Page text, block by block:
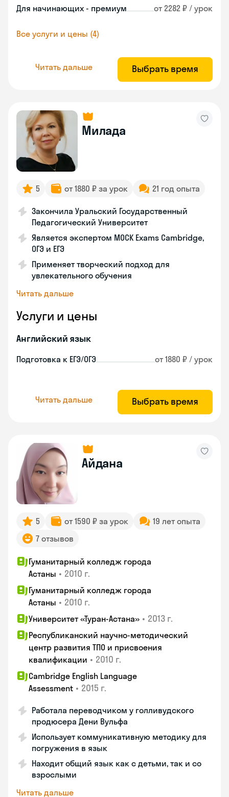
Для начинающих - премиум от 2282 ₽ / урок
Все услуги и цены (4)
Читать дальше Выбрать время
Милада
5 от 1880 ₽ за урок 21 год опыта
Закончила Уральский Государственный
Педагогический Университет
Является экспертом MOCK Exams Cambridge,
ОГЭ и ЕГЭ
Применяет творческий подход для
увлекательного обучения
Читать дальше
Услуги и цены
Английский язык
Подготовка к ЕГЭ/ОГЭ от 1880 ₽ / урок
Читать дальше Выбрать время
Айдана
5 от 1590 ₽ за урок
19 лет опыта
7 отзывов
Гуманитарный колледж города
Астаны • 2010 г.
Гуманитарный колледж города
Астаны • 2010 г.
Университет «Туран-Астана» • 2013 г.
Республиканский научно-методический
центр развития ТПО и присвоения
квалификации • 2010 г.
Cambridge English Language
Assessment • 2015 г.
Работала переводчиком у голливудского
продюсера Дени Вульфа
Использует коммуникативную методику для
погружения в язык
Находит общий язык как с детьми, так и со
взрослыми
Читать дальше